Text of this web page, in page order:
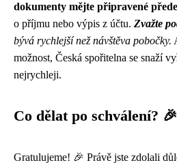
dokumenty mějte připravené
o příjmu nebo výpis z účtu. Zvažte
bývá rychlejší než návštěva pobočky.
možnost, Česká spořitelna se snaží
nejrychleji.
Co dělat po schválení? 🎉
Gratulujeme! 🎉 Právě jste zdolali